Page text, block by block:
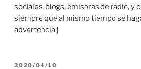
sociales, blogs, emisoras de radio, y
siempre que al mismo tiempo se
advertencia.]
PUBLICADO
2020/04/10